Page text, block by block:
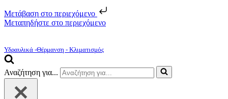
Μετάβαση στο περιεχόμενο
Μεταπηδήστε στο περιεχόμενο
Υδραυλικά -Θέρμανση - Κλιματισμός
Αναζήτηση για...